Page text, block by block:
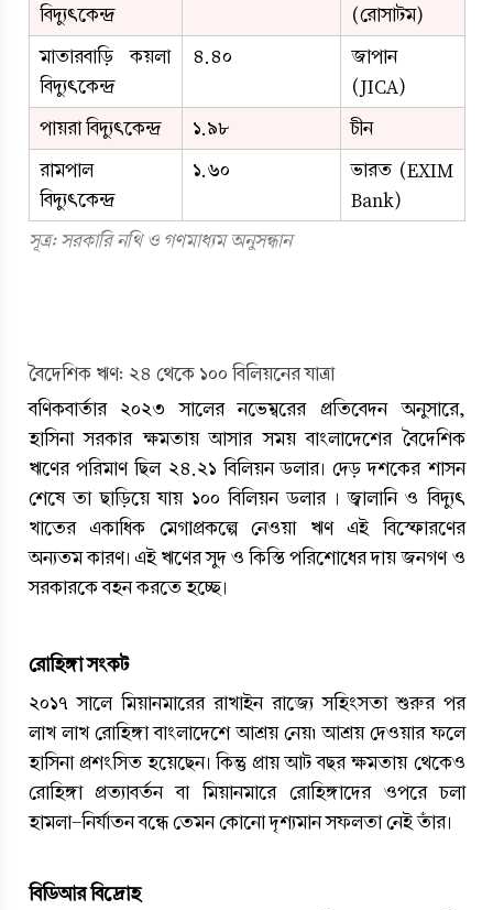
বিদ্যুৎকেন্দ্র
(রোসাটম)
মাতারবাড়ি কয়লা
বিদ্যুৎকেন্দ্র
৪.৪০
জাপান
(JICA)
পায়রা বিদ্যুৎকেন্দ্র
১.৯৮
চীন
রামপাল
বিদ্যুৎকেন্দ্র
১.৬০
ভারত (EXIM
Bank)
সূত্র: সরকারি নথি ও গণমাধ্যম অনুসন্ধান
বৈদেশিক ঋণ: ২৪ থেকে ১০০ বিলিয়নের যাত্রা
বণিকবার্তার ২০২৩ সালের নভেম্বরের প্রতিবেদন অনুসারে,
হাসিনা সরকার ক্ষমতায় আসার সময় বাংলাদেশের বৈদেশিক
ঋণের পরিমাণ ছিল ২৪.২১ বিলিয়ন ডলার। দেড় দশকের শাসন
শেষে তা ছাড়িয়ে যায় ১০০ বিলিয়ন ডলার । জ্বালানি ও বিদ্যুৎ
খাতের একাধিক মেগাপ্রকল্পে নেওয়া ঋণ এই বিস্ফোরণের
অন্যতম কারণ। এই ঋণের সুদ ও কিস্তি পরিশোধের দায় জনগণ ও
সরকারকে বহন করতে হচ্ছে।
রোহিঙ্গা সংকট
২০১৭ সালে মিয়ানমারের রাখাইন রাজ্যে সহিংসতা শুরুর পর
লাখ লাখ রোহিঙ্গা বাংলাদেশে আশ্রয় নেয়৷ আশ্রয় দেওয়ার ফলে
হাসিনা প্রশংসিত হয়েছেন। কিন্তু প্রায় আট বছর ক্ষমতায় থেকেও
রোহিঙ্গা প্রত্যাবর্তন বা মিয়ানমারে রোহিঙ্গাদের ওপরে চলা
হামলা-নির্যাতন বন্ধে তেমন কোনো দৃশ্যমান সফলতা নেই তাঁর।
বিডিআর বিদ্রোহ